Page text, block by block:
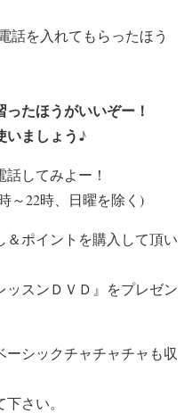
話を入れてもらったほう
たほうがいいぞー！
いましょう♪
してみよー！
～22時、日曜を除く)
ポイントを購入して頂い
スンＤＶＤ』をプレゼン
シックチャチャチャも収
さい。